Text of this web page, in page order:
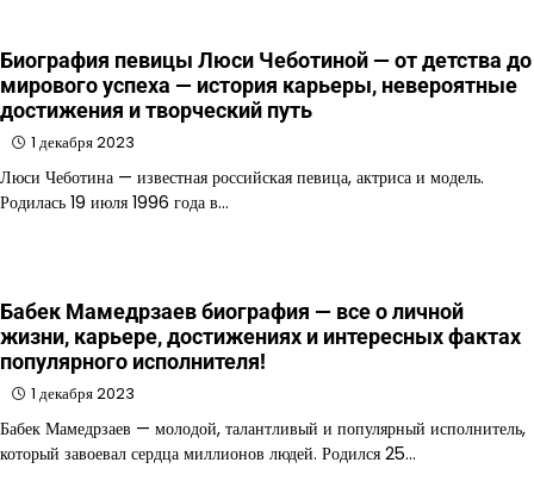
Биография певицы Люси Чеботиной — от детства до
мирового успеха — история карьеры, невероятные
достижения и творческий путь
1 декабря 2023
Люси Чеботина — известная российская певица, актриса и модель.
Родилась 19 июля 1996 года в…
Бабек Мамедрзаев биография — все о личной
жизни, карьере, достижениях и интересных фактах
популярного исполнителя!
1 декабря 2023
Бабек Мамедрзаев — молодой, талантливый и популярный исполнитель,
который завоевал сердца миллионов людей. Родился 25…